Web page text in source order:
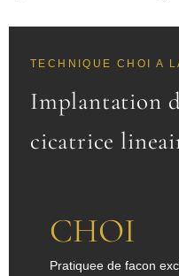
TECHNIQUE CHOI A
Implantation
cicatrice
CHOI
Pratiquee de facon